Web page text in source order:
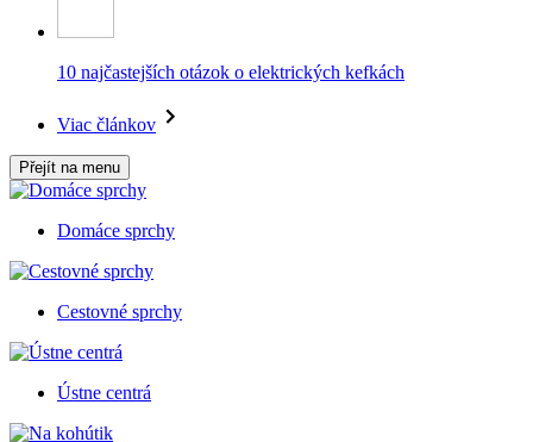
10 najčastejších otázok o elektrických kefkách
Viac článkov
Přejít na menu
Domáce sprchy
Cestovné sprchy
Ústne centrá